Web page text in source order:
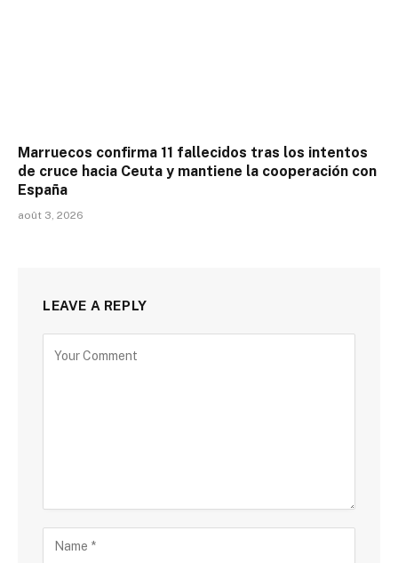
Marruecos confirma 11 fallecidos tras los intentos
de cruce hacia Ceuta y mantiene la cooperación con
España
août 3, 2026
LEAVE A REPLY